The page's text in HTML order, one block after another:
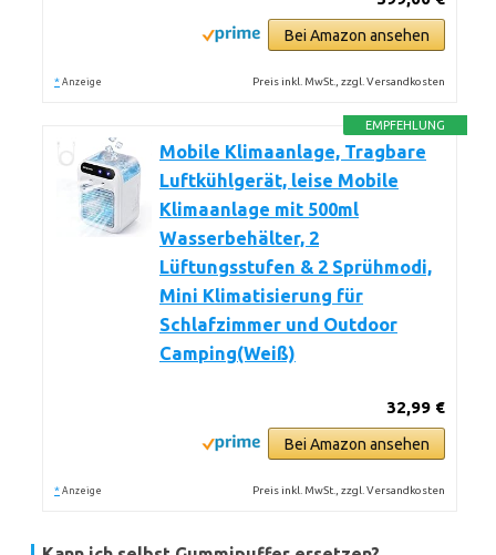
Bei Amazon ansehen
* Anzeige Preis inkl. MwSt., zzgl. Versandkosten
EMPFEHLUNG
Mobile Klimaanlage, Tragbare
Luftkühlgerät, leise Mobile
Klimaanlage mit 500ml
Wasserbehälter, 2
Lüftungsstufen & 2 Sprühmodi,
Mini Klimatisierung für
Schlafzimmer und Outdoor
Camping(Weiß)
32,99 €
Bei Amazon ansehen
* Anzeige Preis inkl. MwSt., zzgl. Versandkosten